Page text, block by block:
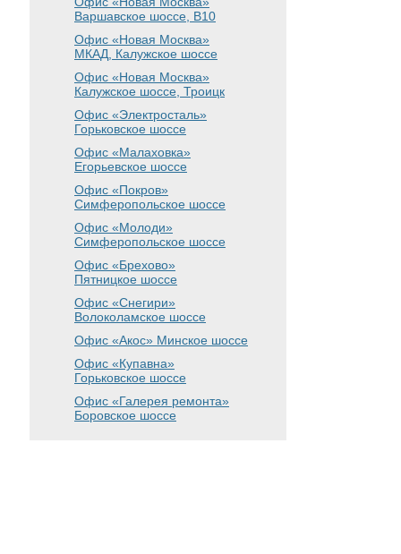
Варшавское шоссе , B10
Офис «Новая Москва»
МКАД, Калужское шоссе
Офис «Новая Москва»
Калужское шоссе, Троицк
Офис «Электросталь»
Горьковское шоссе
Офис «Малаховка»
Егорьевское шоссе
Офис «Покров»
Симферопольское шоссе
Офис «Молоди»
Симферопольское шоссе
Офис «Брехово»
Пятницкое шоссе
Офис «Снегири»
Волоколамское шоссе
Офис «Акос» Минское шоссе
Офис «Купавна»
Горьковское шоссе
Офис «Галерея ремонта»
Боровское шоссе